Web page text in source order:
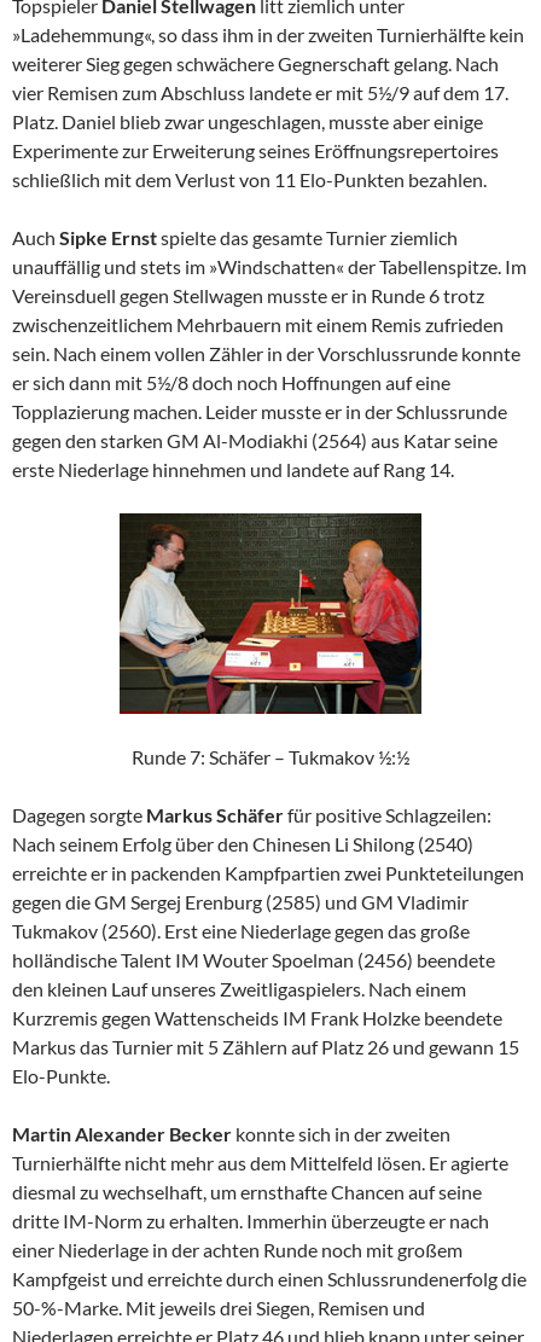
Topspieler Daniel Stellwagen litt ziemlich unter
»Ladehemmung«, so dass ihm in der zweiten Turnierhälfte kein
weiterer Sieg gegen schwächere Gegnerschaft gelang. Nach
vier Remisen zum Abschluss landete er mit 5½/9 auf dem 17.
Platz. Daniel blieb zwar ungeschlagen, musste aber einige
Experimente zur Erweiterung seines Eröffnungsrepertoires
schließlich mit dem Verlust von 11 Elo-Punkten bezahlen.
Auch Sipke Ernstspielte das gesamte Turnier ziemlich
unauffällig und stets im »Windschatten« der Tabellenspitze. Im
Vereinsduell gegen Stellwagen musste er in Runde 6 trotz
zwischenzeitlichem Mehrbauern mit einem Remis zufrieden
sein. Nach einem vollen Zähler in der Vorschlussrunde konnte
er sich dann mit 5½/8 doch noch Hoffnungen auf eine
Topplazierung machen. Leider musste er in der Schlussrunde
gegen den starken GM Al-Modiakhi (2564) aus Katar seine
erste Niederlage hinnehmen und landete auf Rang 14.
Runde 7: Schäfer – Tukmakov ½:½
Dagegen sorgte Markus Schäferfür positive Schlagzeilen:
Nach seinem Erfolg über den Chinesen Li Shilong (2540)
erreichte er in packenden Kampfpartien zwei Punkteteilungen
gegen die GM Sergej Erenburg (2585) und GM Vladimir
Tukmakov (2560). Erst eine Niederlage gegen das große
holländische Talent IM Wouter Spoelman (2456) beendete
den kleinen Lauf unseres Zweitligaspielers. Nach einem
Kurzremis gegen Wattenscheids IM Frank Holzke beendete
Markus das Turnier mit 5 Zählern auf Platz 26 und gewann 15
Elo-Punkte.
Martin Alexander Becker konnte sich in der zweiten
Turnierhälfte nicht mehr aus dem Mittelfeld lösen. Er agierte
diesmal zu wechselhaft, um ernsthafte Chancen auf seine
dritte IM-Norm zu erhalten. Immerhin überzeugte er nach
einer Niederlage in der achten Runde noch mit großem
Kampfgeist und erreichte durch einen Schlussrundenerfolg die
50-%-Marke. Mit jeweils drei Siegen, Remisen und
Niederlagen erreichte er Platz 46 und blieb knapp unter seiner